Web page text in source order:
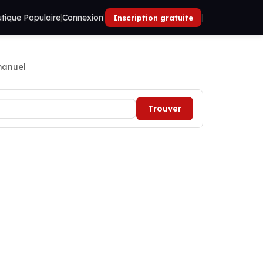
Populaire|Connexion| Inscription gratuite |
Trouver